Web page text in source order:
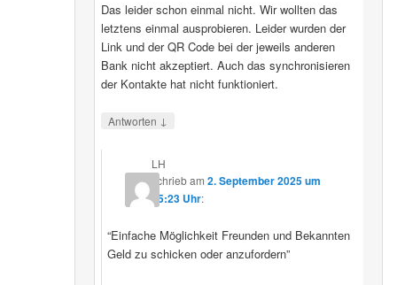
Das leider schon einmal nicht. Wir wollten das
letztens einmal ausprobieren. Leider wurden der
Link und der QR Code bei der jeweils anderen
Bank nicht akzeptiert. Auch das synchronisieren
der Kontakte hat nicht funktioniert.
Antworten ↓
LH
schriebam2. September 2025 um
15:23 Uhr:
“Einfache Möglichkeit Freunden und Bekannten
Geld zu schicken oder anzufordern”